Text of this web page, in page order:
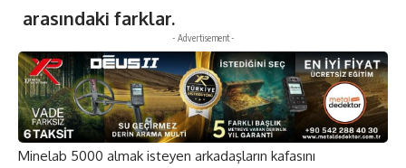
arasındaki farklar.
- Advertisement -
Minelab 5000 almak isteyen arkadaşların kafasını